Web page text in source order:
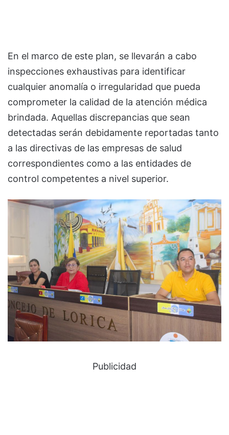
En el marco de este plan, se llevarán a cabo
inspecciones exhaustivas para identificar
cualquier anomalía o irregularidad que pueda
comprometer la calidad de la atención médica
brindada. Aquellas discrepancias que sean
detectadas serán debidamente reportadas tanto
a las directivas de las empresas de salud
correspondientes como a las entidades de
control competentes a nivel superior.
Publicidad